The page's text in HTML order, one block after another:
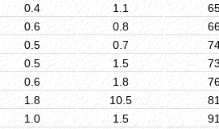
0.4 1.1
0.6 0.8
0.5 0.7
0.5 1.5
0.6 1.8
1.8 10.5
1.0 1.5